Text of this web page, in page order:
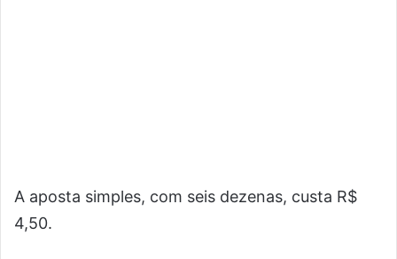
A aposta simples, com seis dezenas, custa R$
4,50.